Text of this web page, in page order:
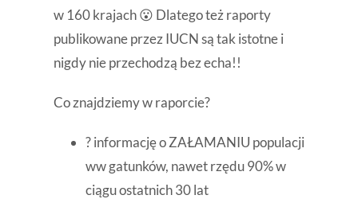
w 160 krajach 😮 Dlatego też raporty
publikowane przez IUCN są tak istotne i
nigdy nie przechodzą bez echa!!
Co znajdziemy w raporcie?
? informację o ZAŁAMANIU populacji
ww gatunków, nawet rzędu 90% w
ciągu ostatnich 30 lat